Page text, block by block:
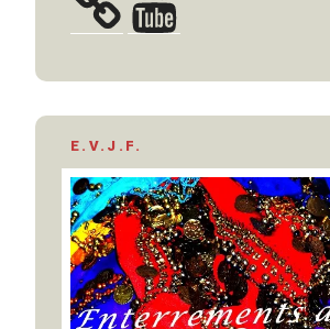
E.V.J.F.